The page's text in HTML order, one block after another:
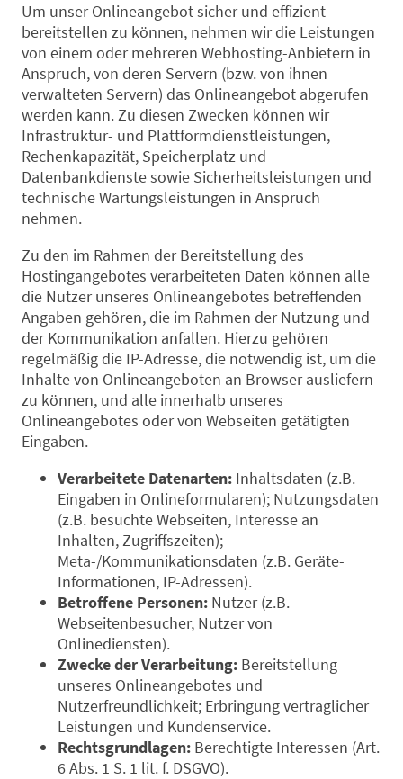
Um unser Onlineangebot sicher und effizient
bereitstellen zu können, nehmen wir die Leistungen
von einem oder mehreren Webhosting-Anbietern in
Anspruch, von deren Servern (bzw. von ihnen
verwalteten Servern) das Onlineangebot abgerufen
werden kann. Zu diesen Zwecken können wir
Infrastruktur- und Plattformdienstleistungen,
Rechenkapazität, Speicherplatz und
Datenbankdienste sowie Sicherheitsleistungen und
technische Wartungsleistungen in Anspruch
nehmen.
Zu den im Rahmen der Bereitstellung des
Hostingangebotes verarbeiteten Daten können alle
die Nutzer unseres Onlineangebotes betreffenden
Angaben gehören, die im Rahmen der Nutzung und
der Kommunikation anfallen. Hierzu gehören
regelmäßig die IP-Adresse, die notwendig ist, um die
Inhalte von Onlineangeboten an Browser ausliefern
zu können, und alle innerhalb unseres
Onlineangebotes oder von Webseiten getätigten
Eingaben.
Verarbeitete Datenarten: Inhaltsdaten (z.B.
Eingaben in Onlineformularen); Nutzungsdaten
(z.B. besuchte Webseiten, Interesse an
Inhalten, Zugriffszeiten);
Meta-/Kommunikationsdaten (z.B. Geräte-
Informationen, IP-Adressen).
Betroffene Personen: Nutzer (z.B.
Webseitenbesucher, Nutzer von
Onlinediensten).
Zwecke der Verarbeitung: Bereitstellung
unseres Onlineangebotes und
Nutzerfreundlichkeit; Erbringung vertraglicher
Leistungen und Kundenservice.
Rechtsgrundlagen: Berechtigte Interessen (Art.
6 Abs. 1 S. 1 lit. f. DSGVO).